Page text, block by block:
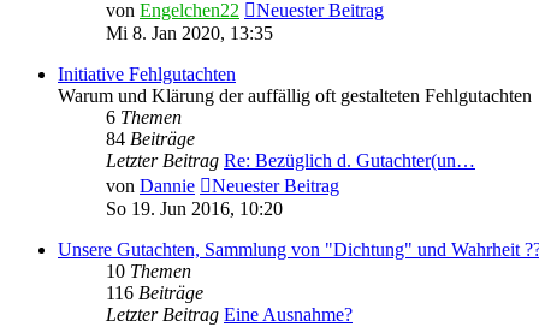
von Engelchen22
Neuester Beitrag
Mi 8. Jan 2020, 13:35
Initiative Fehlgutachten
Warum und Klärung der auffällig oft gestalteten Fehlgutachten
6 Themen
84 Beiträge
Letzter Beitrag Re: Bezüglich d. Gutachter(un…
von Dannie
Neuester Beitrag
So 19. Jun 2016, 10:20
Unsere Gutachten, Sammlung von "Dichtung" und Wahrheit
10 Themen
116 Beiträge
Letzter Beitrag Eine Ausnahme?